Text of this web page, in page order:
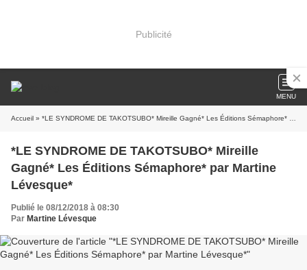
Publicité
MENU
Accueil » *LE SYNDROME DE TAKOTSUBO* Mireille Gagné* Les Éditions Sémaphore* par Martine Lévesque*
*LE SYNDROME DE TAKOTSUBO* Mireille
Gagné* Les Éditions Sémaphore* par Martine
Lévesque*
Publié le 08/12/2018 à 08:30
Par Martine Lévesque